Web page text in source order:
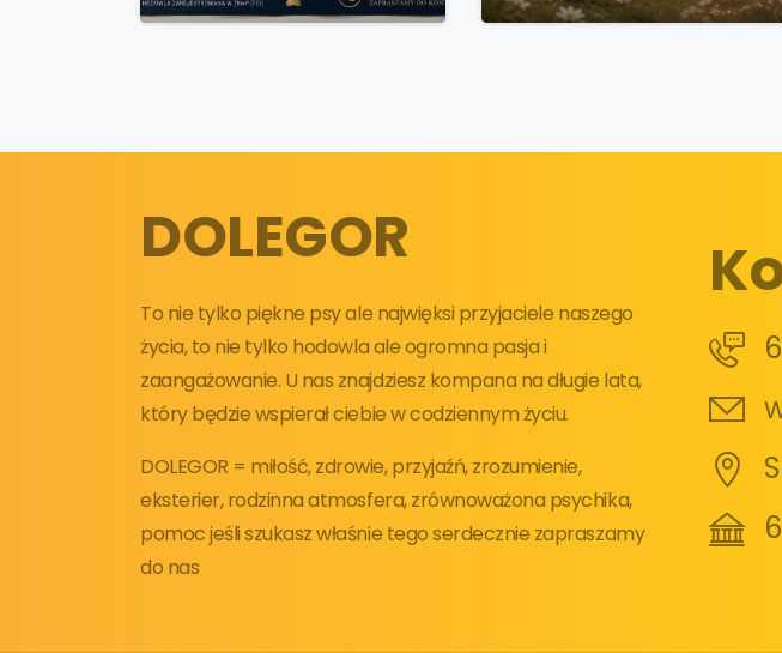
DOLEGOR
To nie tylko piękne psy ale najwięksi przyjaciele naszego
życia, to nie tylko hodowla ale ogromna pasja i
zaangażowanie. U nas znajdziesz kompana na długie lata,
który będzie wspierał ciebie w codziennym życiu.
DOLEGOR = miłość, zdrowie, przyjaźń, zrozumienie,
eksterier, rodzinna atmosfera, zrównoważona psychika,
pomoc jeśli szukasz właśnie tego serdecznie zapraszamy
do nas